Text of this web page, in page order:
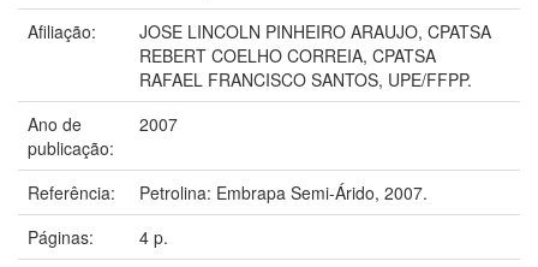
Afiliação:
JOSE LINCOLN PINHEIRO ARAUJO, CPATSA
REBERT COELHO CORREIA, CPATSA
RAFAEL FRANCISCO SANTOS, UPE/FFPP.
Ano de
publicação:
2007
Referência:
Petrolina: Embrapa Semi-Árido, 2007.
Páginas:
4 p.